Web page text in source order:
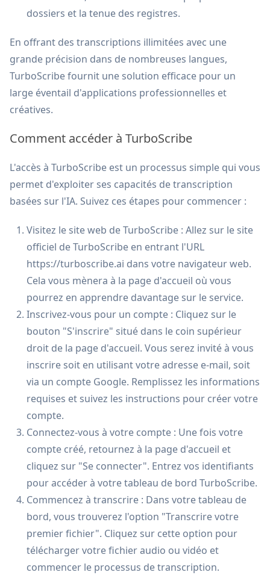
dossiers et la tenue des registres.
En offrant des transcriptions illimitées avec une
grande précision dans de nombreuses langues,
TurboScribe fournit une solution efficace pour un
large éventail d'applications professionnelles et
créatives.
Comment accéder à TurboScribe
L'accès à TurboScribe est un processus simple qui vous
permet d'exploiter ses capacités de transcription
basées sur l'IA. Suivez ces étapes pour commencer :
Visitez le site web de TurboScribe : Allez sur le site
officiel de TurboScribe en entrant l'URL
https://turboscribe.ai dans votre navigateur web.
Cela vous mènera à la page d'accueil où vous
pourrez en apprendre davantage sur le service.
Inscrivez-vous pour un compte : Cliquez sur le
bouton "S'inscrire" situé dans le coin supérieur
droit de la page d'accueil. Vous serez invité à vous
inscrire soit en utilisant votre adresse e-mail, soit
via un compte Google. Remplissez les informations
requises et suivez les instructions pour créer votre
compte.
Connectez-vous à votre compte : Une fois votre
compte créé, retournez à la page d'accueil et
cliquez sur "Se connecter". Entrez vos identifiants
pour accéder à votre tableau de bord TurboScribe.
Commencez à transcrire : Dans votre tableau de
bord, vous trouverez l'option "Transcrire votre
premier fichier". Cliquez sur cette option pour
télécharger votre fichier audio ou vidéo et
commencer le processus de transcription.